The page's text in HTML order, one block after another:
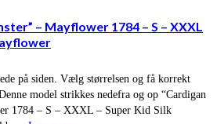
– Mayflower 1784 – S – XXXL
på siden. Vælg størrelsen og få korrekt
model strikkes nedefra og op “Cardigan
1784 – S – XXXL – Super Kid Silk